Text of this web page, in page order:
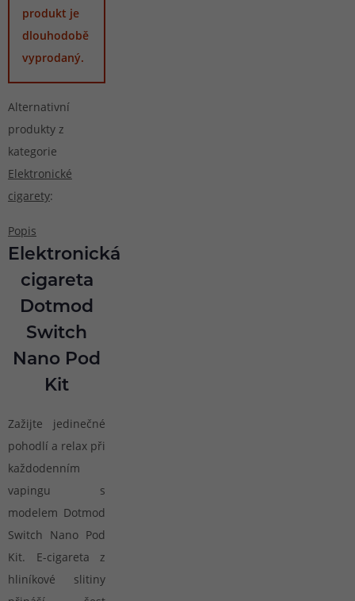
produkt je
dlouhodobě
vyprodaný.
Alternativní
produkty z
kategorie
Elektronické
cigarety:
Popis
Elektronická
cigareta
Dotmod
Switch
Nano Pod
Kit
Zažijte jedinečné
pohodlí a relax při
každodenním
vapingu s
modelem Dotmod
Switch Nano Pod
Kit. E-cigareta z
hliníkové slitiny